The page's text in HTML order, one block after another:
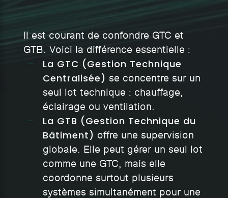
Il est courant de confondre GTC et
GTB. Voici la différence essentielle :
La GTC (Gestion Technique
Centralisée) se concentre sur un
seul lot technique : chauffage,
éclairage ou ventilation.
La GTB (Gestion Technique du
Bâtiment) offre une supervision
globale. Elle peut gérer un seul lot
comme une GTC, mais elle
coordonne surtout plusieurs
systèmes simultanément pour une